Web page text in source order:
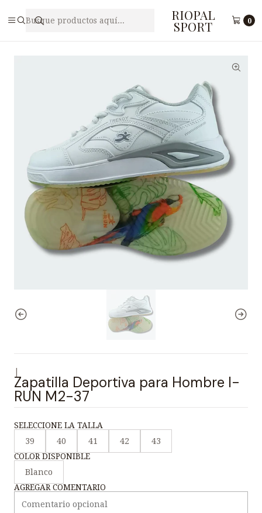
RIOPAL
SPORT 0
Zapatilla Deportiva para Hombre I-RUN M2-37
Zapatilla Deportiva para Hombre I-
RUN M2-37
SELECCIONE LA TALLA
39
40 41 42
43
COLOR DISPONIBLE
Blanco
AGREGAR COMENTARIO